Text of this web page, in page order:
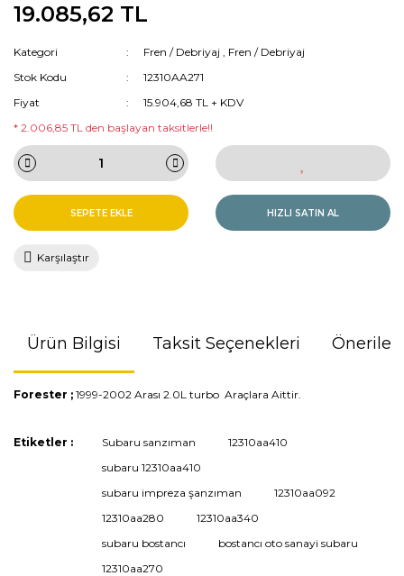
19.085,62 TL
Kategori Fren / Debriyaj , Fren / Debriyaj
Stok Kodu
12310AA271
Fiyat
15.904,68 TL + KDV
* 2.006,85 TL den başlayan taksitlerle!!
SEPETE EKLE HIZLI SATIN AL
Karşılaştır
Ürün Bilgisi Taksit Seçenekleri
Forester ; 1999-2002 Arası 2.0L turbo Araçlara Aittir.
Bu ürünün fiyat bilgisi, resim, ürün açıklamalarında ve diğer
kullanarak tarafımıza iletebilirsiniz.
Görüş ve önerileriniz için teşekkür ederiz.
Etiketler : Subaru sanzıman
12310aa410
subaru 12310aa410
subaru impreza şanzıman
12310aa092
12310aa280
12310aa340
subaru bostancı
bostancı oto sanayi subaru
12310aa270